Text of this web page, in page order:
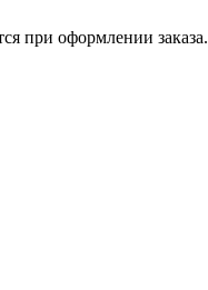
при оформлении заказа.